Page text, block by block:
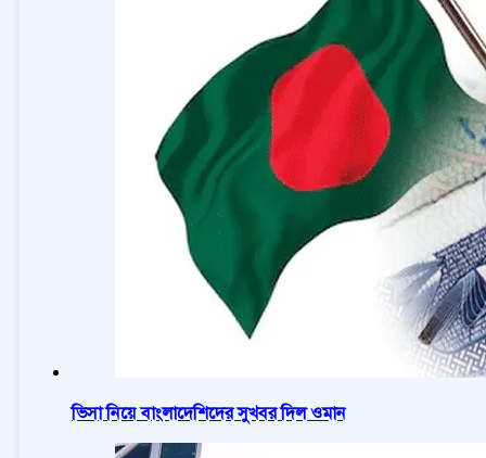
ভিসা নিয়ে বাংলাদেশিদের সুখবর দিল ওমান